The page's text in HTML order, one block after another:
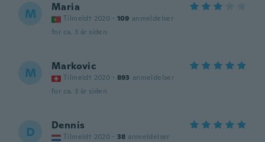
M Maria
Tilmeldt 2020 · 109 anmeldelser
for ca. 3 år siden
M Markovic
Tilmeldt 2020 · 893 anmeldelser
for ca. 3 år siden
D Dennis
Tilmeldt 2020 · 38 anmeldelser